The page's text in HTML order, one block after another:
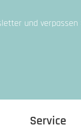
und
Service